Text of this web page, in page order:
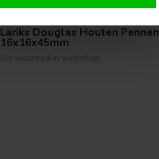
Lariks Douglas Houten Pennen
16x16x45mm
Op voorraad in webshop